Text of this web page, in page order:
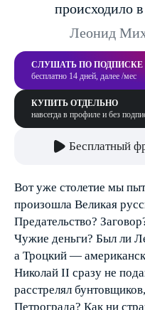
происходило
Леонид
СЛУШАТЬ ПО ПОДПИСКЕ
бесплатно 14 дней, далее /мес
КУПИТЬ ОТДЕЛЬНО
навсегда в профиле и без
Бесплатный
Вот уже столетие мы
произошла Великая
Предательство?
Чужие деньги? Был ли
а Троцкий —
Николай II сразу не
расстрелял
Петрограда? Как ни